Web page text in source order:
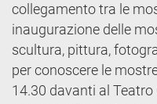
collegamento tra le
inaugurazione delle
scultura, pittura,
per conoscere le
14.30 davanti al